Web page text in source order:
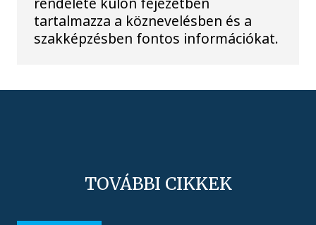
tartalmazza a köznevelésben és a
szakképzésben fontos információkat.
TOVÁBBI CIKKEK